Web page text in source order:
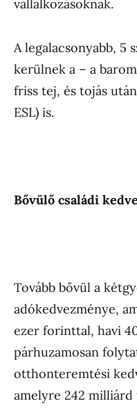
vállalkozásoknak.
A legalacsonyabb, 5
kerülnek a – a
friss tej, és tojás
ESL) is.
Bővülő családi
Tovább bővül a
adókedvezménye,
ezer forinttal, havi
párhuzamosan
otthonteremtési
amelyre 242